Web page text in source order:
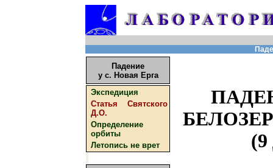
Падение
у с. Новая Ерга
Экспедиция
Статья Святского
Д.О.
Определение
орбиты
Летопись не врет